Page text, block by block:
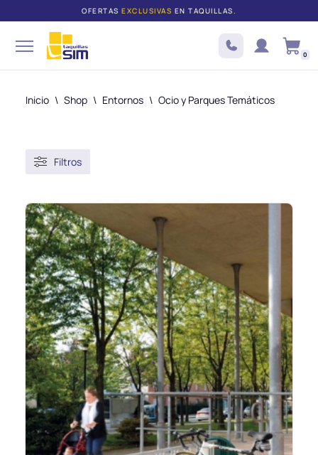
Saltar
al
OFERTAS EXCLUSIVAS EN TAQUILLAS.
0
Inicio \ Shop \ Entornos \ Ocio y Parques Temáticos
Filtros